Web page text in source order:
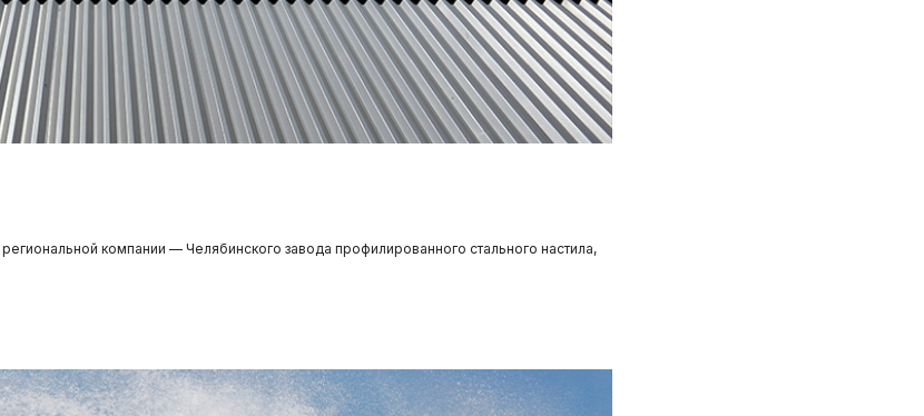
компании — Челябинского завода профилированного стального настила,